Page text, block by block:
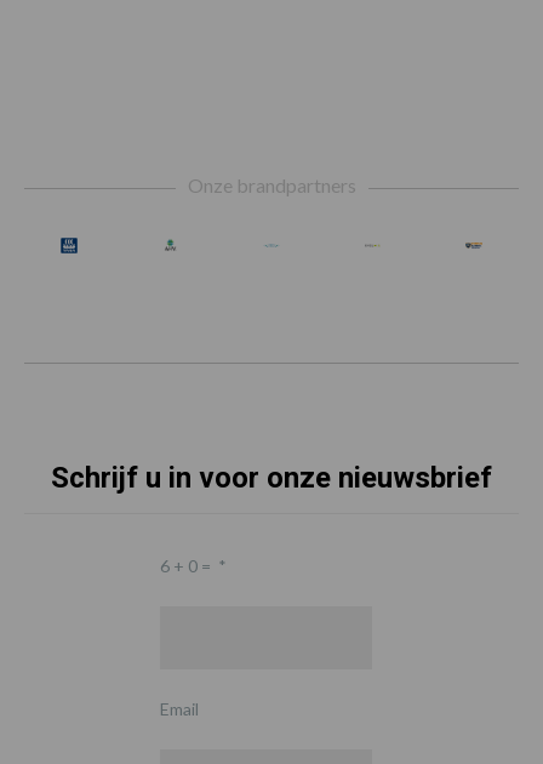
Onze brandpartners
Schrijf u in voor onze nieuwsbrief
6 + 0 = *
Email